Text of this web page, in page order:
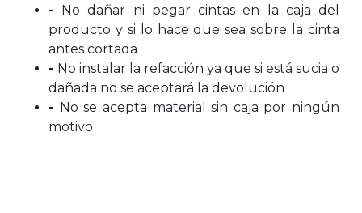
- No dañar ni pegar cintas en la caja del
producto y si lo hace que sea sobre la cinta
antes cortada
- No instalar la refacción ya que si está sucia o
dañada no se aceptará la devolución
- No se acepta material sin caja por ningún
motivo